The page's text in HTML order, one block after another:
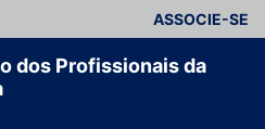
ASSOCIE-SE
dos Profissionais da